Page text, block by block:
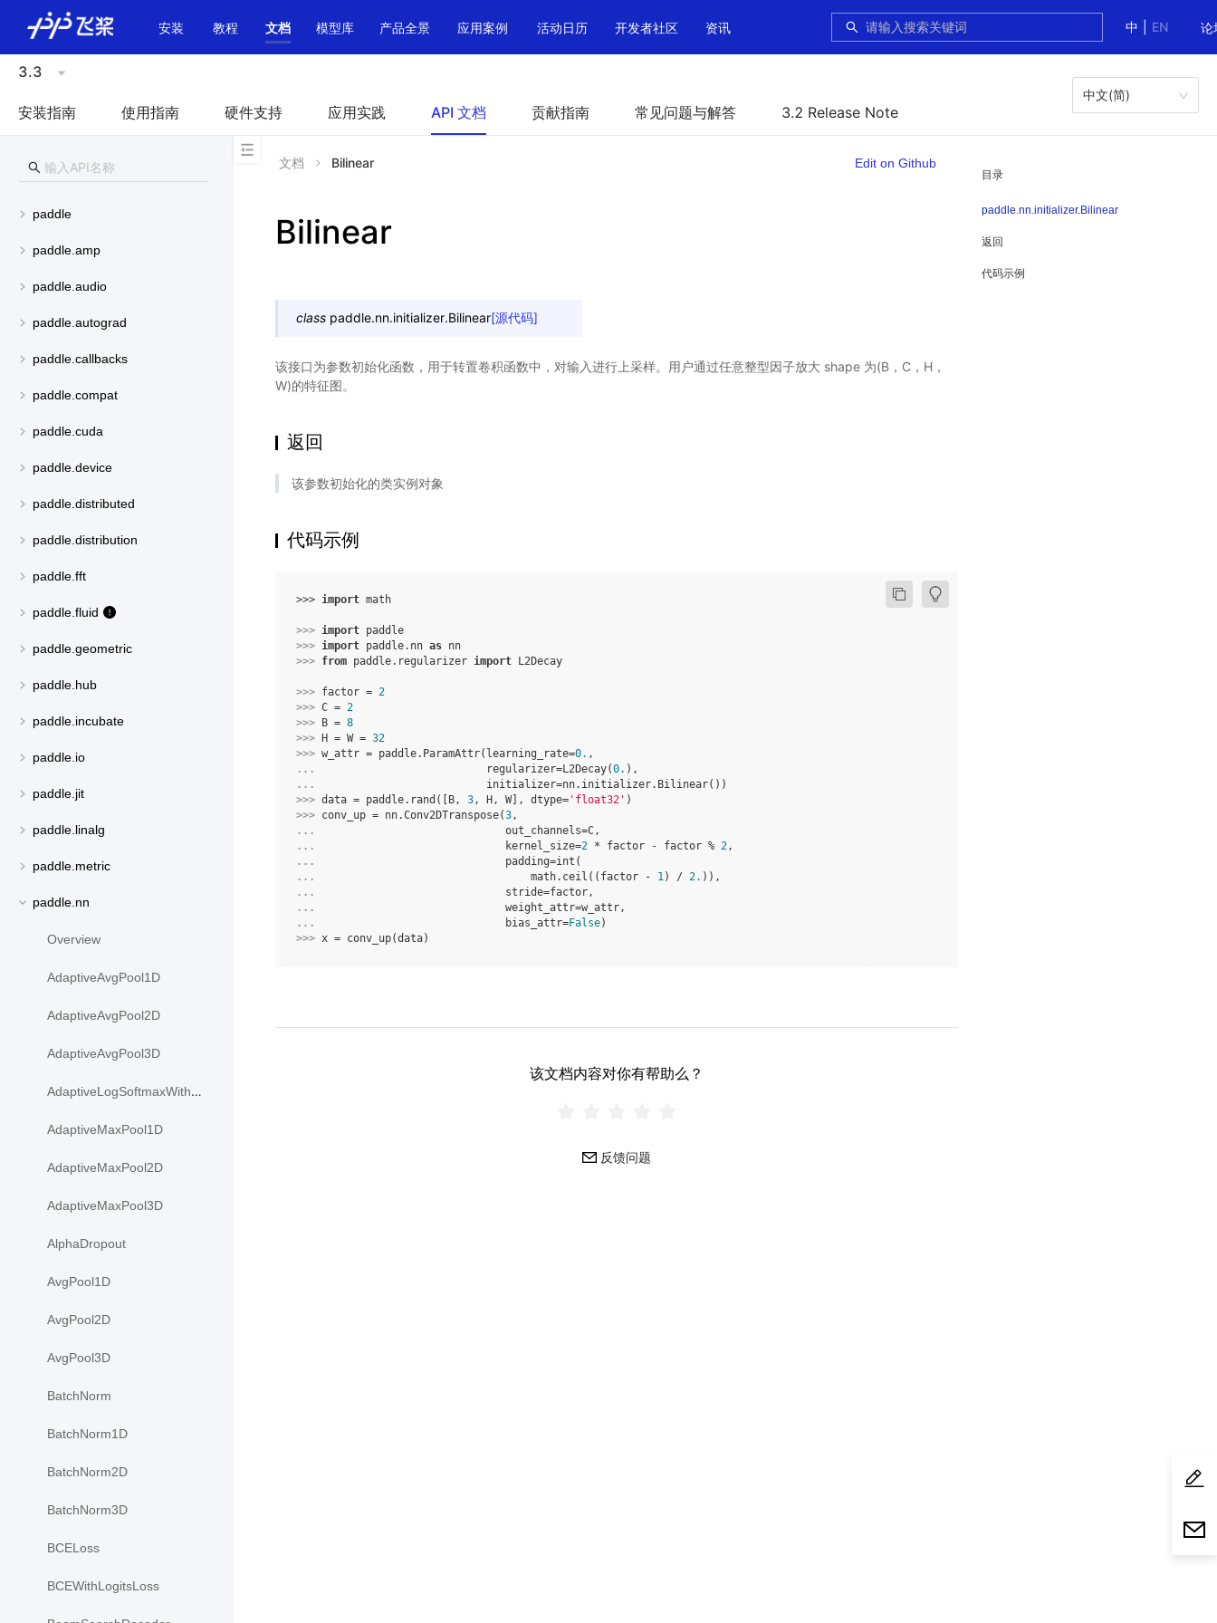
中
EN 论
安装 教程 文档 模型库 产品全景 应用案例 活动日历 开发者社区 资讯
3.3
安装指南 使用指南 硬件支持 应用实践 API 文档 贡献指南 常见问题与解答 3.2 Release Note
中文(简)
paddle
paddle.amp
paddle.audio
paddle.autograd
paddle.callbacks
paddle.compat
paddle.cuda
paddle.device
paddle.distributed
paddle.distribution
paddle.fft
paddle.fluid
paddle.geometric
paddle.hub
paddle.incubate
paddle.io
paddle.jit
paddle.linalg
paddle.metric
paddle.nn
Overview
AdaptiveAvgPool1D
AdaptiveAvgPool2D
AdaptiveAvgPool3D
AdaptiveLogSoftmaxWithLoss
AdaptiveMaxPool1D
AdaptiveMaxPool2D
AdaptiveMaxPool3D
AlphaDropout
AvgPool1D
AvgPool2D
AvgPool3D
BatchNorm
BatchNorm1D
BatchNorm2D
BatchNorm3D
BCELoss
BCEWithLogitsLoss
目录
paddle.nn.initializer.Bilinear
返回
代码示例
文档 Bilinear Edit on Github
Bilinear
class paddle.nn.initializer.Bilinear[源代码]
该接口为参数初始化函数，用于转置卷积函数中，对输入进行上采样。用户通过任意整型因子放大 shape 为(B，C，H，
W)的特征图。
返回
该参数初始化的类实例对象
代码示例
>>> import math
>>> import paddle
>>> import paddle.nn as nn
>>> from paddle.regularizer import L2Decay
>>> factor = 2
>>> C = 2
>>>
B = 8
>>>
H = W = 32
>>> w_attr = paddle. ParamAttr( learning_rate=0. ,
...
regularizer=L2Decay(0. ),
...
initializer=nn. initializer. Bilinear())
>>> data = paddle. rand ([ B, 3, H , W], dtype= 'float32' )
>>> conv_up = nn.Conv2DTranspose(3,
...
out_channels=C,
...
kernel_size=2 * factor - factor % 2,
...
padding=int (
...
math. ceil (( factor - 1) / 2. )),
...
stride=factor,
...
weight_attr=w_attr,
...
bias_attr=False)
>>> x = conv_up(data)
该文档内容对你有帮助么？
反馈问题